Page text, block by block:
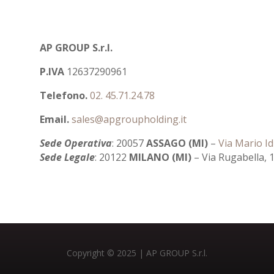
AP GROUP S.r.l.
P.IVA12637290961
Telefono. 02. 45.71.24.78
Email. sales@apgroupholding.it
Sede Operativa: 20057ASSAGO (MI)– Via Mario
Sede Legale: 20122 MILANO (MI)– Via Rugabella,
Copyright © 2025 | AP GROUP S.r.l.